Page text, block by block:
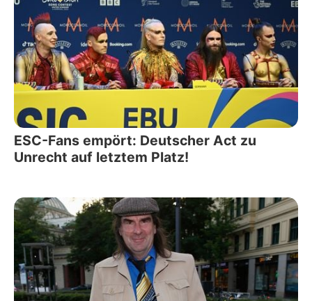
ESC-Fans empört: Deutscher Act zu
Unrecht auf letztem Platz!